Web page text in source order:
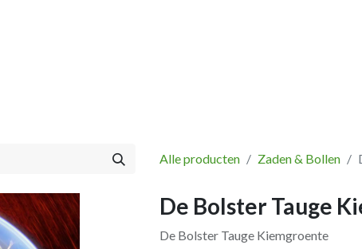
Alle producten Zaden & Bollen
De Bolster Tauge
De Bolster Tauge Kiemgroente